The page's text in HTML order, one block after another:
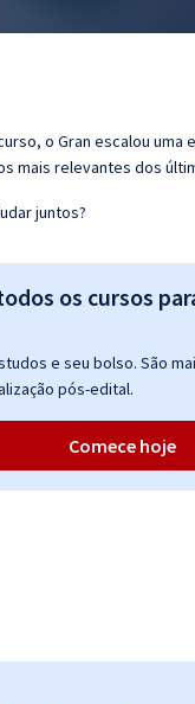
o Gran escalou
mais relevantes dos
juntos?
os cursos
e seu bolso. São
pós-edital.
Comece hoje